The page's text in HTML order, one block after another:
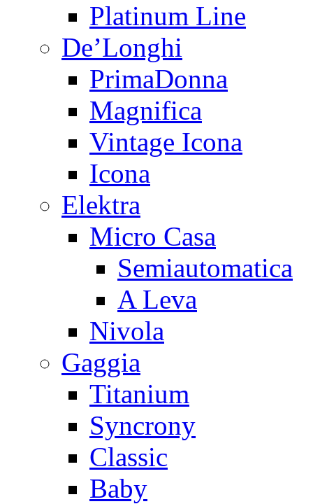
Platinum Line
De’Longhi
PrimaDonna
Magnifica
Vintage Icona
Icona
Elektra
Micro Casa
Semiautomatica
A Leva
Nivola
Gaggia
Titanium
Syncrony
Classic
Baby